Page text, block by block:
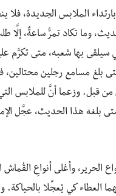
الملابس الجديدة، فلا
وما تكاد تمرُّ ساعةٌ، إلَّا
سيلقى بها شعبه، متى
بلغ مسامع رجلين محتالين،
قبل. وزعما أنَّ للملابس
بلغه هذا الحديث، عجَّل
الحرير، وأغلى أنواعِ
العطاء كي يُعجِّلا بالحياكة.